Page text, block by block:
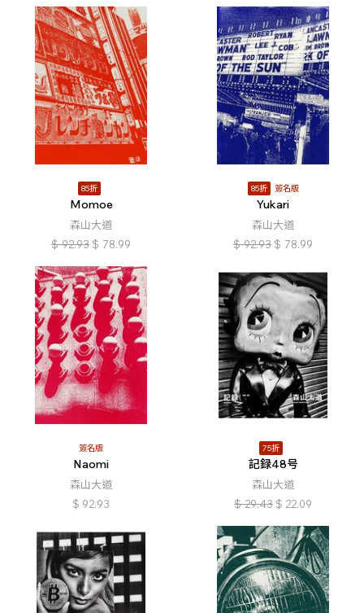
85折
Momoe
森山大道
$ 92.93 $ 78.99
85折 簽名版
Yukari
森山大道
$ 92.93 $ 78.99
簽名版
Naomi
森山大道
$ 92.93
75折
記録48号
森山大道
$ 29.43 $ 22.09